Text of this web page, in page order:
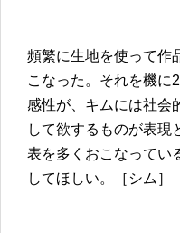
頻繁に生地を使って作
こなった。それを機に
感性が、キムには社会
して欲するものが表現
表を多くおこなってい
してほしい。［シム］